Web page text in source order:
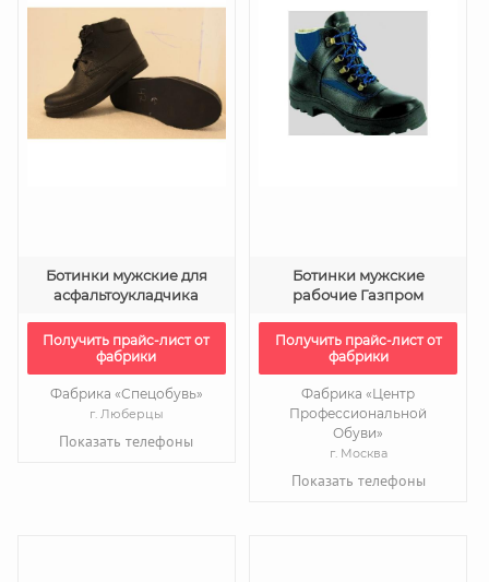
Ботинки мужские для
асфальтоукладчика
Получить прайс-лист от
фабрики
Фабрика «Спецобувь»
г. Люберцы
Показать телефоны
Ботинки мужские
рабочие Газпром
Получить прайс-лист от
фабрики
Фабрика «Центр
Профессиональной
Обуви»
г. Москва
Показать телефоны